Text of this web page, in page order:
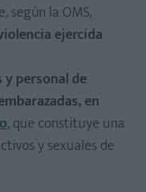
según la OMS,
ejercida
personal de
en
, que constituye una
y sexuales de